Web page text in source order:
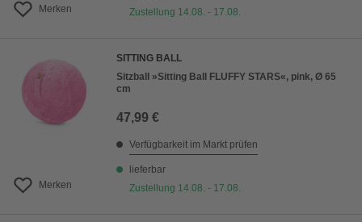
Merken
Zustellung 14.08. - 17.08.
Merken
SITTING BALL
Sitzball »Sitting Ball FLUFFY STARS«, pink, Ø 65
cm
47,99 €
Verfügbarkeit im Markt prüfen
lieferbar
Zustellung 14.08. - 17.08.